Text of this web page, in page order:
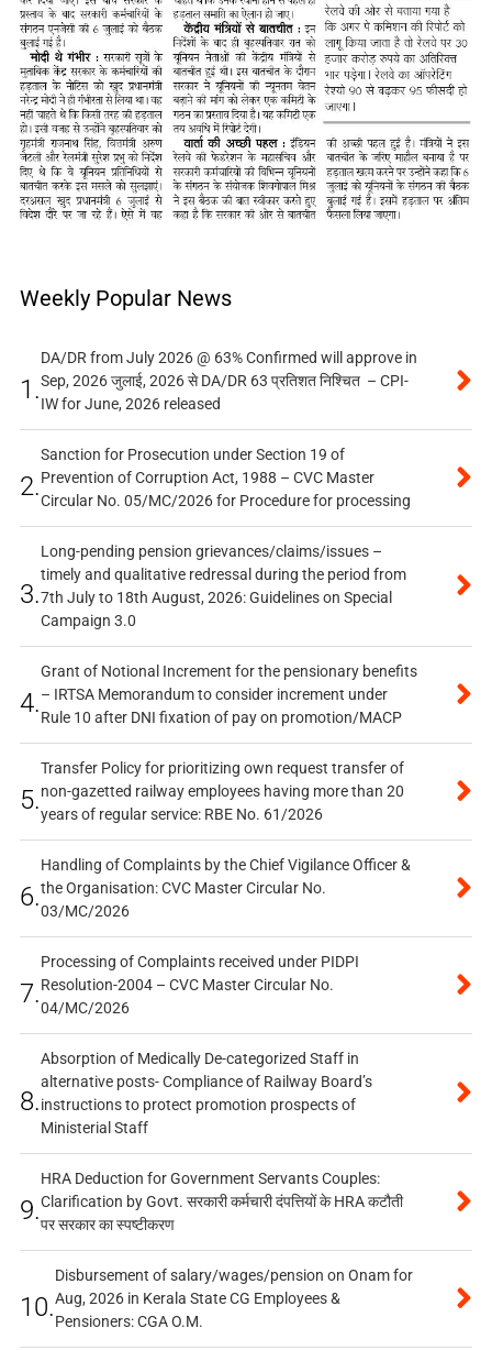
Weekly Popular News
1.
DA/DR from July 2026 @ 63% Confirmed will approve in
Sep, 2026 जुलाई, 2026 से DA/DR 63 प्रतिशत निश्चित – CPI-
IW for June, 2026 released
2.
Sanction for Prosecution under Section 19 of
Prevention of Corruption Act, 1988 – CVC Master
Circular No. 05/MC/2026 for Procedure for processing
3.
Long-pending pension grievances/claims/issues –
timely and qualitative redressal during the period from
7th July to 18th August, 2026: Guidelines on Special
Campaign 3.0
4.
Grant of Notional Increment for the pensionary benefits
– IRTSA Memorandum to consider increment under
Rule 10 after DNI fixation of pay on promotion/MACP
5.
Transfer Policy for prioritizing own request transfer of
non-gazetted railway employees having more than 20
years of regular service: RBE No. 61/2026
6.
Handling of Complaints by the Chief Vigilance Officer &
the Organisation: CVC Master Circular No.
03/MC/2026
7.
Processing of Complaints received under PIDPI
Resolution-2004 – CVC Master Circular No.
04/MC/2026
8.
Absorption of Medically De-categorized Staff in
alternative posts- Compliance of Railway Board’s
instructions to protect promotion prospects of
Ministerial Staff
9.
HRA Deduction for Government Servants Couples:
Clarification by Govt. सरकारी कर्मचारी दंपत्तियों के HRA कटौती
पर सरकार का स्पष्टीकरण
10.
Disbursement of salary/wages/pension on Onam for
Aug, 2026 in Kerala State CG Employees &
Pensioners: CGA O.M.